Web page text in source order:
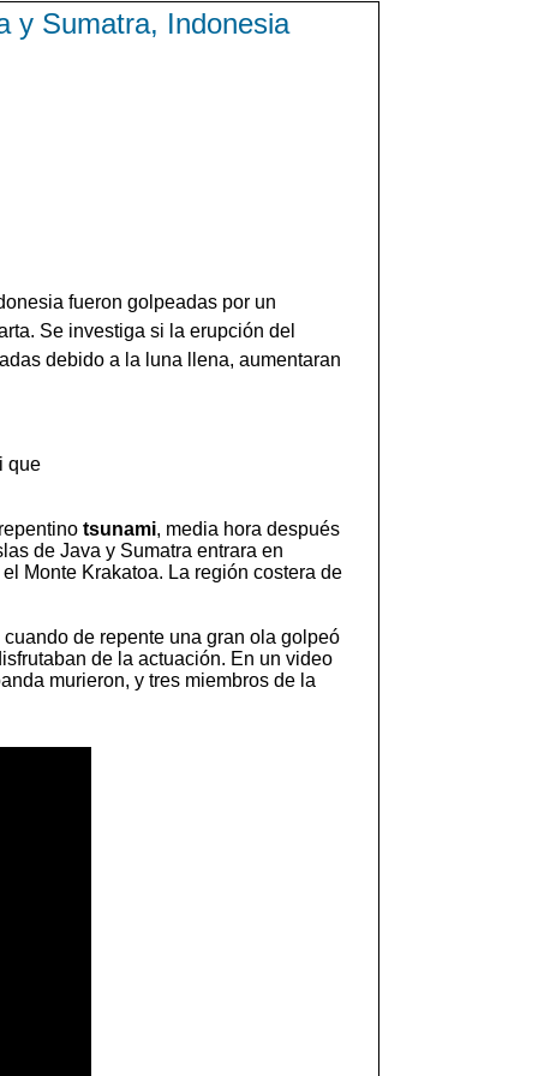
y Sumatra, Indonesia
fueron golpeadas por un
Se investiga si la erupción del
debido a la luna llena, aumentaran
que
tsunami, media hora después
de Java y Sumatra entrara en
Monte Krakatoa. La región costera de
cuando de repente una gran ola golpeó
de la actuación. En un video
murieron, y tres miembros de la